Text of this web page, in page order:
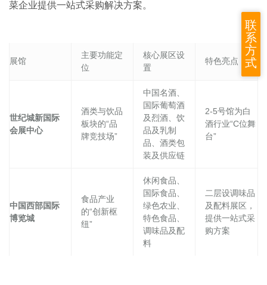
菜企业提供一站式采购解决方案。
展馆
主要功能定
位
核心展区设
置
特色亮点
世纪城新国际
会展中心
酒类与饮品
板块的“品
牌竞技场”
中国名酒、
国际葡萄酒
及烈酒、饮
品及乳制
品、酒类包
装及供应链
2-5号馆为白
酒行业“C位舞
台”
中国西部国际
博览城
食品产业
的“创新枢
纽”
休闲食品、
国际食品、
绿色农业、
特色食品、
调味品及配
料
二层设调味品
及配料展区，
提供一站式采
购方案
联
系
方
式